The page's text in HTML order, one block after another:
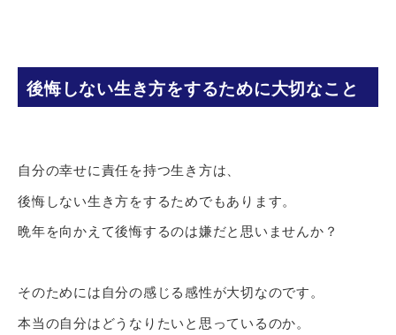
後悔しない生き方をするために大切なこと
自分の幸せに責任を持つ生き方は、
後悔しない生き方をするためでもあります。
晩年を向かえて後悔するのは嫌だと思いませんか？
そのためには自分の感じる感性が大切なのです。
本当の自分はどうなりたいと思っているのか。